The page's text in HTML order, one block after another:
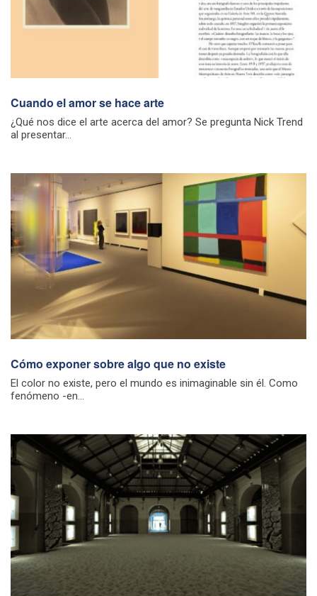
Cuando el amor se hace arte
¿Qué nos dice el arte acerca del amor? Se pregunta Nick Trend
al presentar...
Cómo exponer sobre algo que no existe
El color no existe, pero el mundo es inimaginable sin él. Como
fenómeno -en...